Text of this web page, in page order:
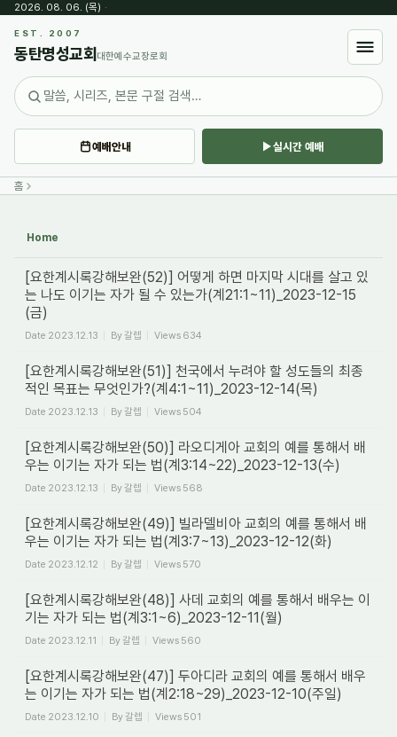
2026. 08. 06. (목) ·
EST. 2007
동탄명성교회 대한예수교장로회
예배안내 실시간 예배
홈
Home
[요한계시록강해보완(52)] 어떻게 하면 마지막 시대를 살고 있
는 나도 이기는 자가 될 수 있는가(계21:1~11)_2023-12-15
(금)
Date 2023.12.13 By갈렙 Views 634
[요한계시록강해보완(51)] 천국에서 누려야 할 성도들의 최종
적인 목표는 무엇인가?(계4:1~11)_2023-12-14(목)
Date 2023.12.13 By갈렙 Views 504
[요한계시록강해보완(50)] 라오디게아 교회의 예를 통해서 배
우는 이기는 자가 되는 법(계3:14~22)_2023-12-13(수)
Date 2023.12.13 By갈렙 Views 568
[요한계시록강해보완(49)] 빌라델비아 교회의 예를 통해서 배
우는 이기는 자가 되는 법(계3:7~13)_2023-12-12(화)
Date 2023.12.12 By갈렙 Views 570
[요한계시록강해보완(48)] 사데 교회의 예를 통해서 배우는 이
기는 자가 되는 법(계3:1~6)_2023-12-11(월)
Date 2023.12.11 By갈렙 Views 560
[요한계시록강해보완(47)] 두아디라 교회의 예를 통해서 배우
는 이기는 자가 되는 법(계2:18~29)_2023-12-10(주일)
Date 2023.12.10 By갈렙 Views 501
Sketchbook5, 스케치북5
Sketchbook5, 스케치북5